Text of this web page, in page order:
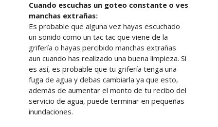
Cuando escuchas un goteo constante o ves
manchas extrañas:
Es probable que alguna vez hayas escuchado
un sonido como un tac tac que viene de la
grifería o hayas percibido manchas extrañas
aun cuando has realizado una buena limpieza. Si
es así, es probable que tu grifería tenga una
fuga de agua y debas cambiarla ya que esto,
además de aumentar el monto de tu recibo del
servicio de agua, puede terminar en pequeñas
inundaciones.